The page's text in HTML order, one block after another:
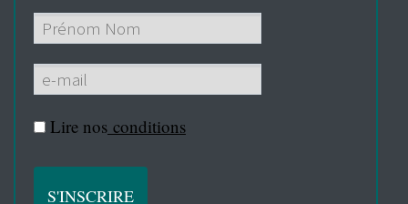
Lire nos conditions